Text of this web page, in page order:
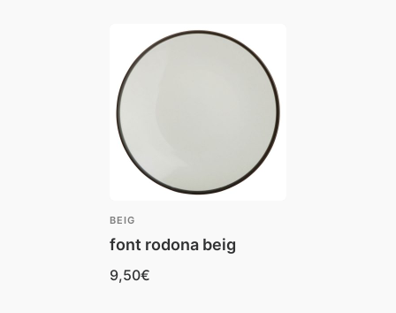
BEIG
font rodona beig
9,50€